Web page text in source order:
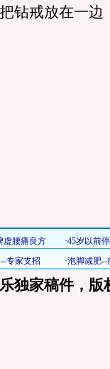
钻戒放在一边
家稿件，版